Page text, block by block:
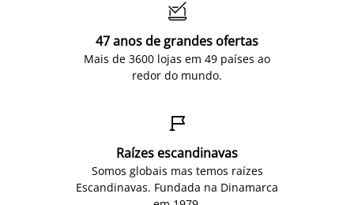

47 anos de grandes ofertas
Mais de 3600 lojas em 49 países ao
redor do mundo.

Raízes escandinavas
Somos globais mas temos raízes
Escandinavas. Fundada na Dinamarca